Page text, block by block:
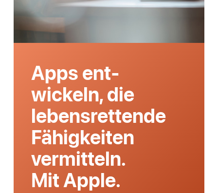
Apps ent­
wickeln, die
lebens­rettende
Fähig­keiten
vermitteln.
Mit Apple.